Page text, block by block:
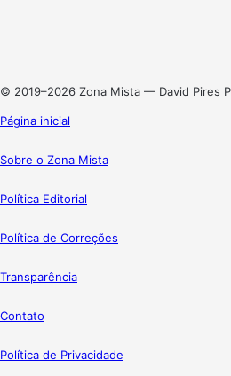
© 2019–2026 Zona Mista — David Pires
Página inicial
Sobre o Zona Mista
Política Editorial
Política de Correções
Transparência
Contato
Política de Privacidade